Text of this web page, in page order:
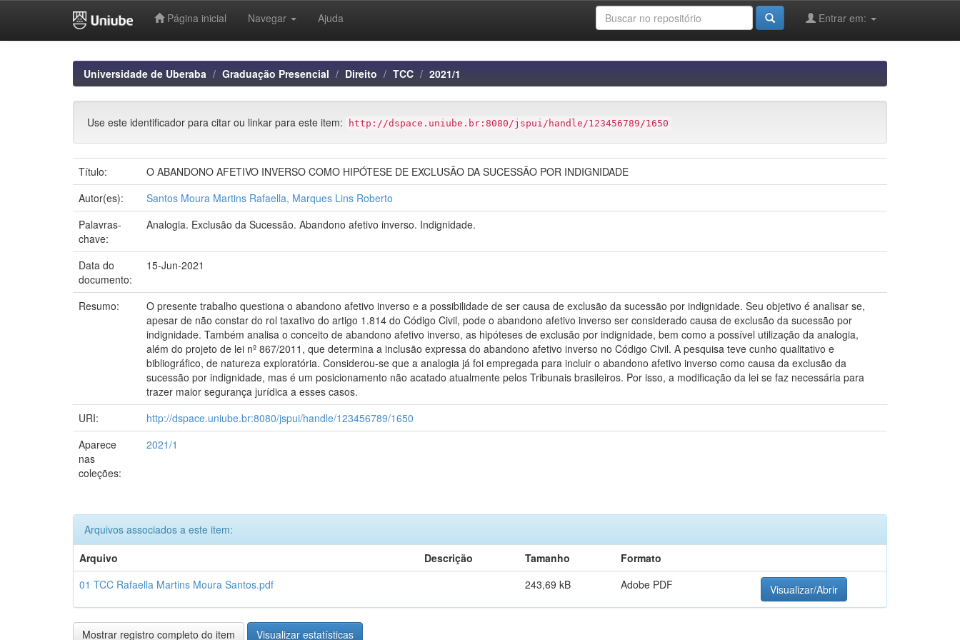
Página inicial Navegar Ajuda Entrar em:
Universidade de Uberaba Graduação Presencial Direito TCC 2021/1
Use este identificador para citar ou linkar para este item: http://dspace.uniube.br:8080/jspui/handle/123456789/1650
Título:
O ABANDONO AFETIVO INVERSO COMO HIPÓTESE DE EXCLUSÃO DA SUCESSÃO POR INDIGNIDADE
Autor(es):
Santos Moura Martins Rafaella, Marques Lins Roberto
Palavras-
chave:
Analogia. Exclusão da Sucessão. Abandono afetivo inverso. Indignidade.
Data do
documento:
15-Jun-2021
Resumo:
O presente trabalho questiona o abandono afetivo inverso e a possibilidade de ser causa de exclusão da sucessão por indignidade. Seu objetivo é analisar se,
apesar de não constar do rol taxativo do artigo 1.814 do Código Civil, pode o abandono afetivo inverso ser considerado causa de exclusão da sucessão por
indignidade. Também analisa o conceito de abandono afetivo inverso, as hipóteses de exclusão por indignidade, bem como a possível utilização da analogia,
além do projeto de lei nº 867/2011, que determina a inclusão expressa do abandono afetivo inverso no Código Civil. A pesquisa teve cunho qualitativo e
bibliográfico, de natureza exploratória. Considerou-se que a analogia já foi empregada para incluir o abandono afetivo inverso como causa da exclusão da
sucessão por indignidade, mas é um posicionamento não acatado atualmente pelos Tribunais brasileiros. Por isso, a modificação da lei se faz necessária para
trazer maior segurança jurídica a esses casos.
URI:
http://dspace.uniube.br:8080/jspui/handle/123456789/1650
Aparece
nas
coleções:
2021/1
Arquivos associados a este item:
Arquivo
Descrição Tamanho
Formato
01 TCC Rafaella Martins Moura Santos.pdf
243,69 kB Adobe PDF Visualizar/Abrir
Mostrar registro completo do item Visualizar estatísticas